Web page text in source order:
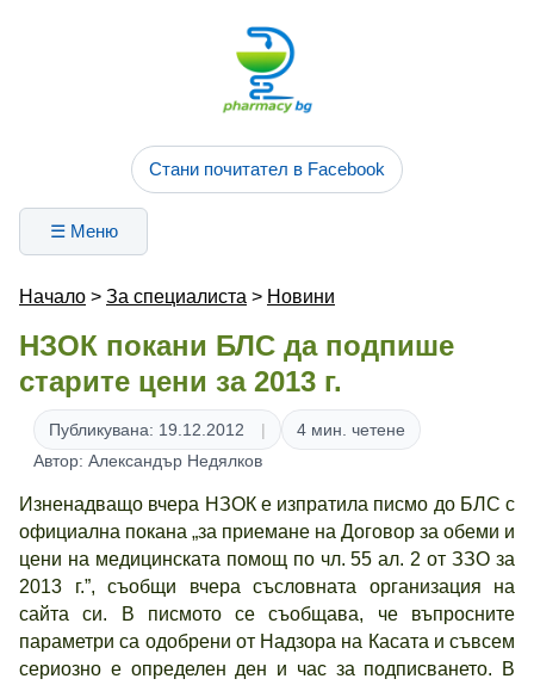
Стани почитател в Facebook
☰ Меню
Начало > За специалиста > Новини
НЗОК покани БЛС да подпише
старите цени за 2013 г.
Публикувана: 19.12.2012
4 мин. четене
Автор: Александър Недялков
Изненадващо вчера НЗОК е изпратила писмо до БЛС с
официална покана „за приемане на Договор за обеми и
цени на медицинската помощ по чл. 55 ал. 2 от ЗЗО за
2013 г.”, съобщи вчера съсловната организация на
сайта си. В писмото се съобщава, че въпросните
параметри са одобрени от Надзора на Касата и съвсем
сериозно е определен ден и час за подписването. В